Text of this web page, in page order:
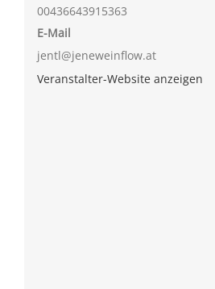
00436643915363
E-Mail
jentl@jeneweinflow.at
Veranstalter-Website anzeigen